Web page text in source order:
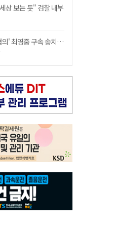
상 보는 듯" 검찰 내부
의' 최영중 구속 송치…